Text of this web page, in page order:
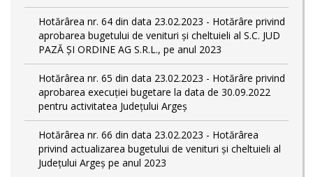
Hotărârea nr. 64 din data 23.02.2023 - Hotărâre privind
aprobarea bugetului de venituri și cheltuieli al S.C. JUD
PAZĂ ȘI ORDINE AG S.R.L., pe anul 2023
Hotărârea nr. 65 din data 23.02.2023 - Hotărâre privind
aprobarea execuției bugetare la data de 30.09.2022
pentru activitatea Județului Argeș
Hotărârea nr. 66 din data 23.02.2023 - Hotărârea
privind actualizarea bugetului de venituri și cheltuieli al
Județului Argeș pe anul 2023